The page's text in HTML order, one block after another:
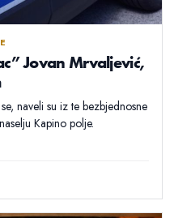
Jovan Mrvaljević,
naveli su iz te bezbjednosne
Kapino polje.